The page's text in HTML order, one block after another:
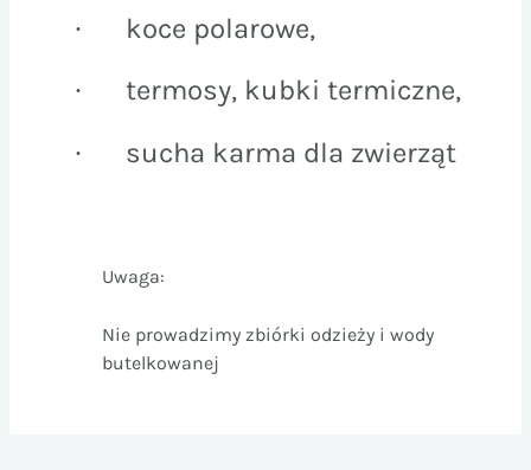
· koce polarowe,
· termosy, kubki termiczne,
· sucha karma dla zwierząt
Uwaga:
Nie prowadzimy zbiórki odzieży i wody
butelkowanej